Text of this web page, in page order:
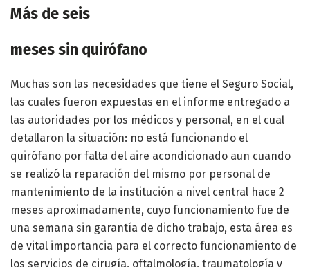
Más de seis
meses sin quirófano
Muchas son las necesidades que tiene el Seguro Social,
las cuales fueron expuestas en el informe entregado a
las autoridades por los médicos y personal, en el cual
detallaron la situación: no está funcionando el
quirófano por falta del aire acondicionado aun cuando
se realizó la reparación del mismo por personal de
mantenimiento de la institución a nivel central hace 2
meses aproximadamente, cuyo funcionamiento fue de
una semana sin garantía de dicho trabajo, esta área es
de vital importancia para el correcto funcionamiento de
los servicios de cirugía, oftalmología, traumatología y